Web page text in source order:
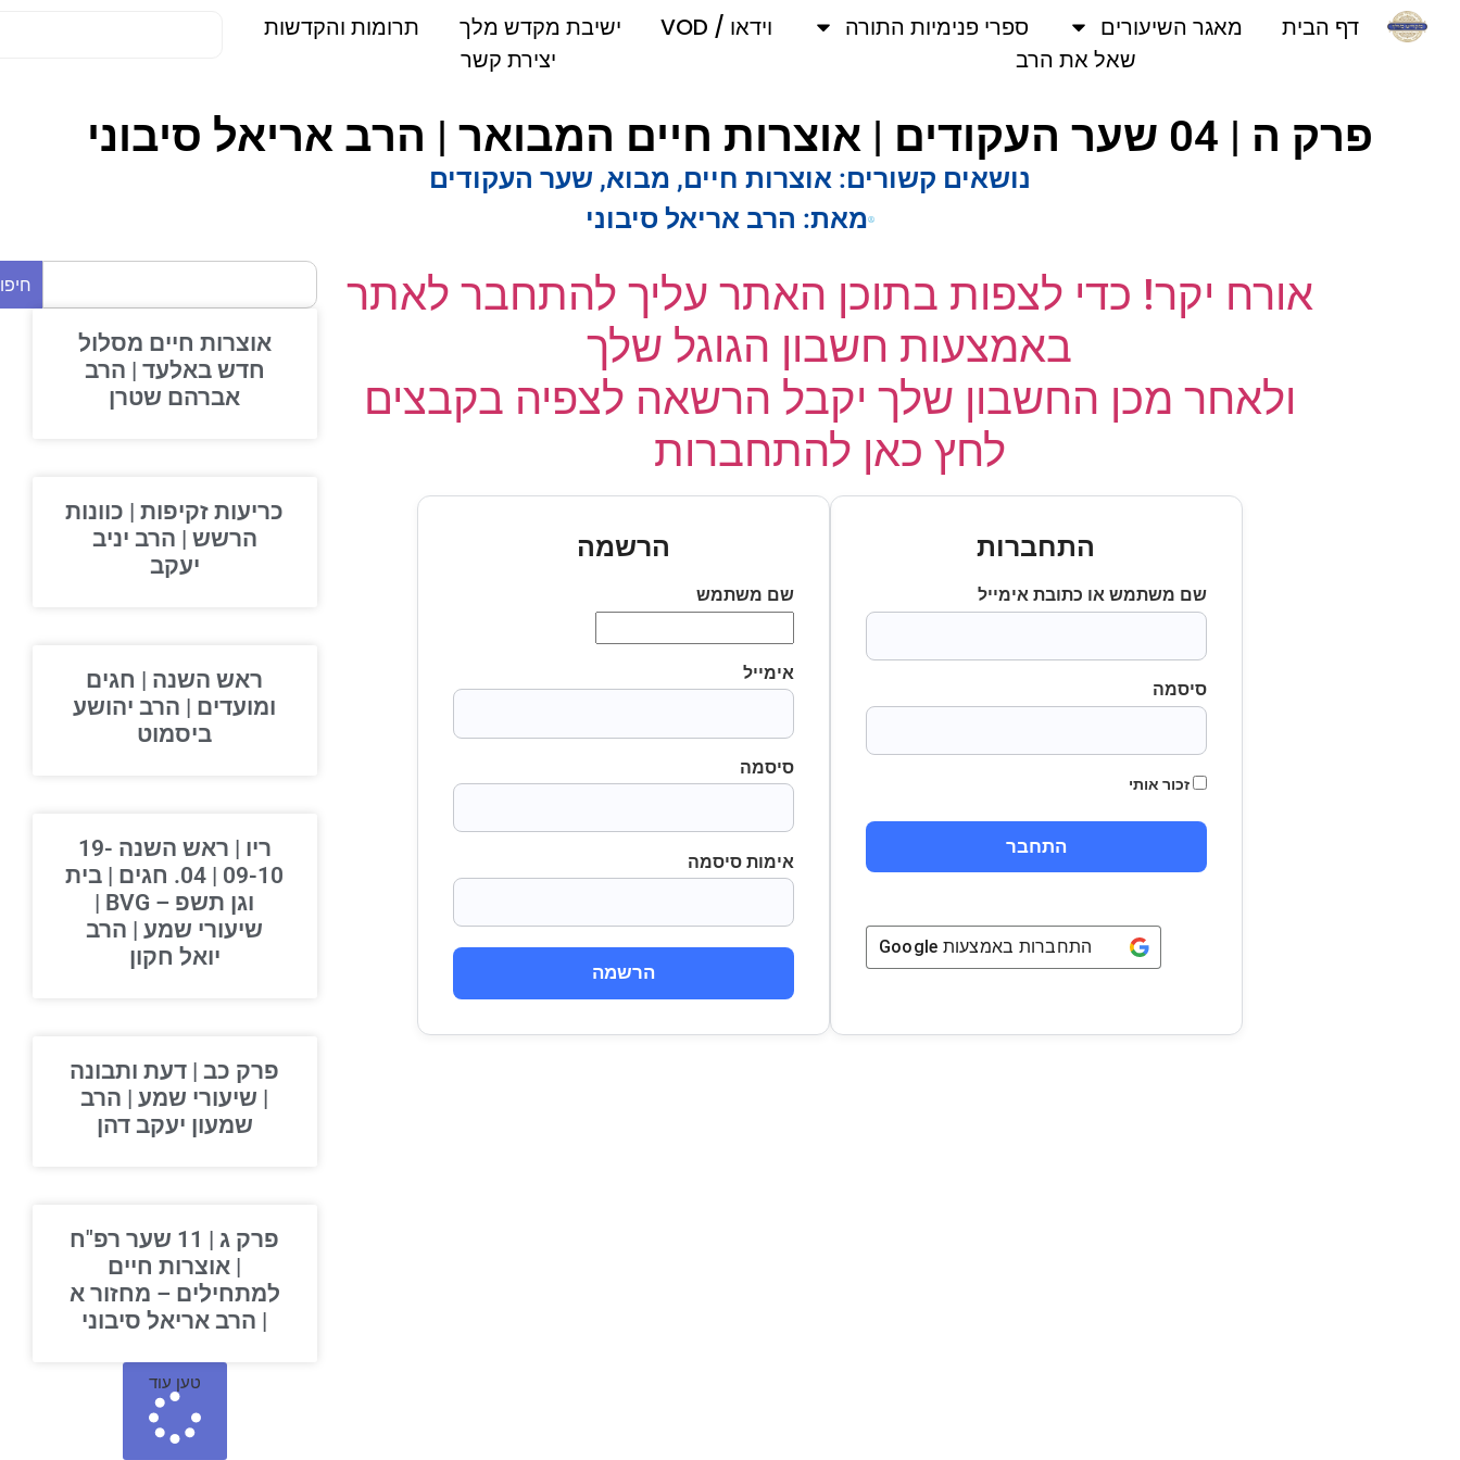
דף הבית מאגר השיעורים ספרי פנימיות התורה וידאו / VOD ישיבת מקדש מלך
תרומות והקדשות
שאל את הרב
יצירת קשר
פרק ה | 04 שער העקודים | אוצרות חיים המבואר | הרב אריאל סיבוני
נושאים קשורים: אוצרות חיים,מבוא,שער העקודים
מאת:הרב אריאל סיבוני
אורח יקר! כדי לצפות בתוכן האתר עליך להתחבר לאתר
באמצעות חשבון הגוגל שלך
ולאחר מכן החשבון שלך יקבל הרשאה לצפיה בקבצים
לחץ כאן להתחברות
התחברות
שם משתמש או כתובת אימייל
סיסמה
זכור אותי
התחברות באמצעותGoogle
הרשמה
שם משתמש
אימייל
סיסמה
אימות סיסמה
הרשמה
חיפוש
אוצרות חיים מסלול
חדש באלעד | הרב
אברהם שטרן
כריעות זקיפות | כוונות
הרשש | הרב יניב
יעקב
ראש השנה | חגים
ומועדים | הרב יהושע
ביסמוט
ריו | ראש השנה 19-
09-10 | 04. חגים | בית
וגן תשפ – BVG |
שיעורי שמע | הרב
יואל חקון
פרק כב | דעת ותבונה
| שיעורי שמע | הרב
שמעון יעקב דהן
פרק ג | 11 שער רפ"ח
| אוצרות חיים
למתחילים – מחזור א
| הרב אריאל סיבוני
טען עוד